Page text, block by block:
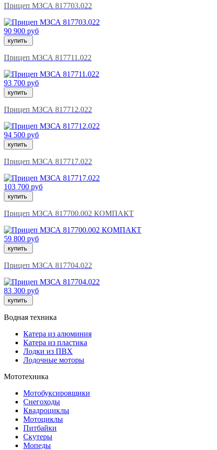
Прицеп МЗСА 817703.022
90 900 руб
купить
Прицеп МЗСА 817711.022
93 700 руб
купить
Прицеп МЗСА 817712.022
94 500 руб
купить
Прицеп МЗСА 817717.022
103 700 руб
купить
Прицеп МЗСА 817700.002 КОМПАКТ
59 800 руб
купить
Прицеп МЗСА 817704.022
83 300 руб
купить
Водная техника
Катера из алюминия
Катера из пластика
Лодки из ПВХ
Лодочные моторы
Мототехника
Мотобуксировщики
Снегоходы
Квадроциклы
Мотоциклы
Питбайки
Скутеры
Мопеды